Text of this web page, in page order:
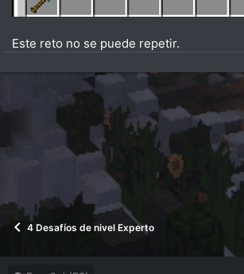
Este reto no se puede repetir.
4 Desafíos de nivel Experto